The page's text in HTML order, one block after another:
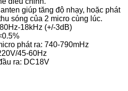
giúp tăng độ nhạy, hoặc phát
sóng của 2 micro cùng lúc.
18kHz (+/-3dB)
phát ra: 740-790mHz
45-60Hz
ra: DC18V